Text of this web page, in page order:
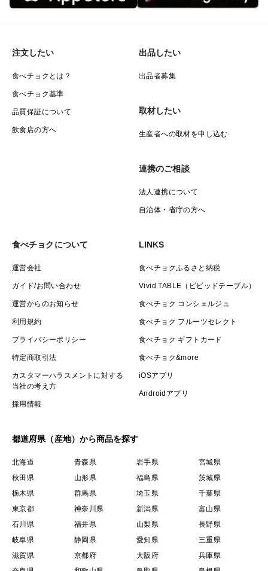
注文したい
食べチョクとは？
食べチョク基準
品質保証について
飲食店の方へ
出品したい
出品者募集
取材したい
生産者への取材を申し込む
連携のご相談
法人連携について
自治体・省庁の方へ
食べチョクについて
運営会社
ガイド/お問い合わせ
運営からのお知らせ
利用規約
プライバシーポリシー
特定商取引法
カスタマーハラスメントに対する
当社の考え方
採用情報
LINKS
食べチョクふるさと納税
Vivid TABLE（ビビッドテーブル）
食べチョク コンシェルジュ
食べチョク フルーツセレクト
食べチョク ギフトカード
食べチョク&more
iOSアプリ
Androidアプリ
都道府県（産地）から商品を探す
北海道 青森県 岩手県
宮城県
秋田県
山形県 福島県
茨城県
栃木県
群馬県 埼玉県
千葉県
東京都
神奈川県 新潟県
富山県
石川県
福井県 山梨県
長野県
岐阜県
静岡県 愛知県
三重県
滋賀県
京都府 大阪府
兵庫県